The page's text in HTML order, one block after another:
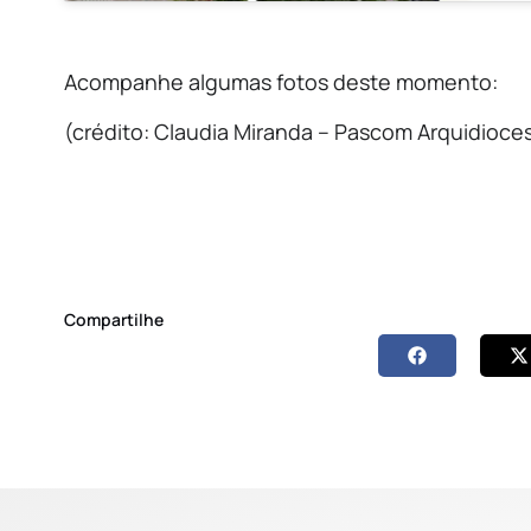
Acompanhe algumas fotos deste momento:
(crédito: Claudia Miranda – Pascom
Compartilhe